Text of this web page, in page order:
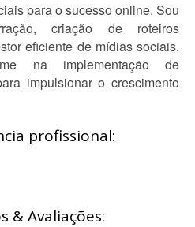
para o sucesso online. Sou
criação de roteiros
eficiente de mídias sociais.
na implementação de
impulsionar o crescimento
profissional:
& Avaliações: